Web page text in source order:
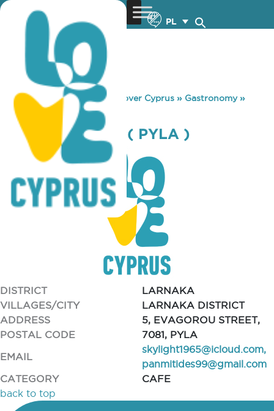
PL
You are here: Home »Discover Cyprus » Gastronomy»
SKYLIGHT CAFE ( PYLA )
SKYLIGHT CAFE ( PYLA )
DISTRICT
LARNAKA
VILLAGES/CITY
LARNAKA DISTRICT
ADDRESS
5, EVAGOROU STREET,
POSTAL CODE
7081, PYLA
EMAIL
skylight1965@icloud.com,
panmitides99@gmail.com
CATEGORY
CAFE
back to top